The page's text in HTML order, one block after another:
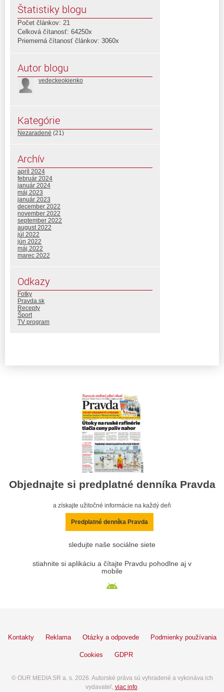
Štatistiky blogu
Počet článkov: 21
Celková čítanosť: 64250x
Priemerná čítanosť článkov: 3060x
Autor blogu
vedeckeokienko
Kategórie
Nezaradené (21)
Archív
apríl 2024
február 2024
január 2024
máj 2023
január 2023
december 2022
november 2022
september 2022
august 2022
júl 2022
jún 2022
máj 2022
marec 2022
Odkazy
Fotky
Pravda.sk
Recepty
Šport
TV program
Objednajte si predplatné denníka Pravda
a získajte užitočné informácie na každý deň
Predplatné denníka Pravda
sledujte naše sociálne siete
stiahnite si aplikáciu a čítajte Pravdu pohodlne aj v
mobile
Kontakty Reklama Otázky a odpovede Podmienky používania
Cookies GDPR
© OUR MEDIA SR a. s. 2026. Autorské práva sú vyhradené a vykonáva ich
vydavateľ, viac info.